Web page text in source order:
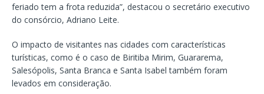
feriado tem a frota reduzida”, destacou o secretário executivo
do consórcio, Adriano Leite.
O impacto de visitantes nas cidades com características
turísticas, como é o caso de Biritiba Mirim, Guararema,
Salesópolis, Santa Branca e Santa Isabel também foram
levados em consideração.